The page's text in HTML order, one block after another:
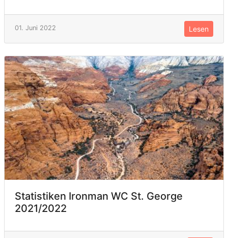
01. Juni 2022 Lesen
Statistiken Ironman WC St. George
2021/2022